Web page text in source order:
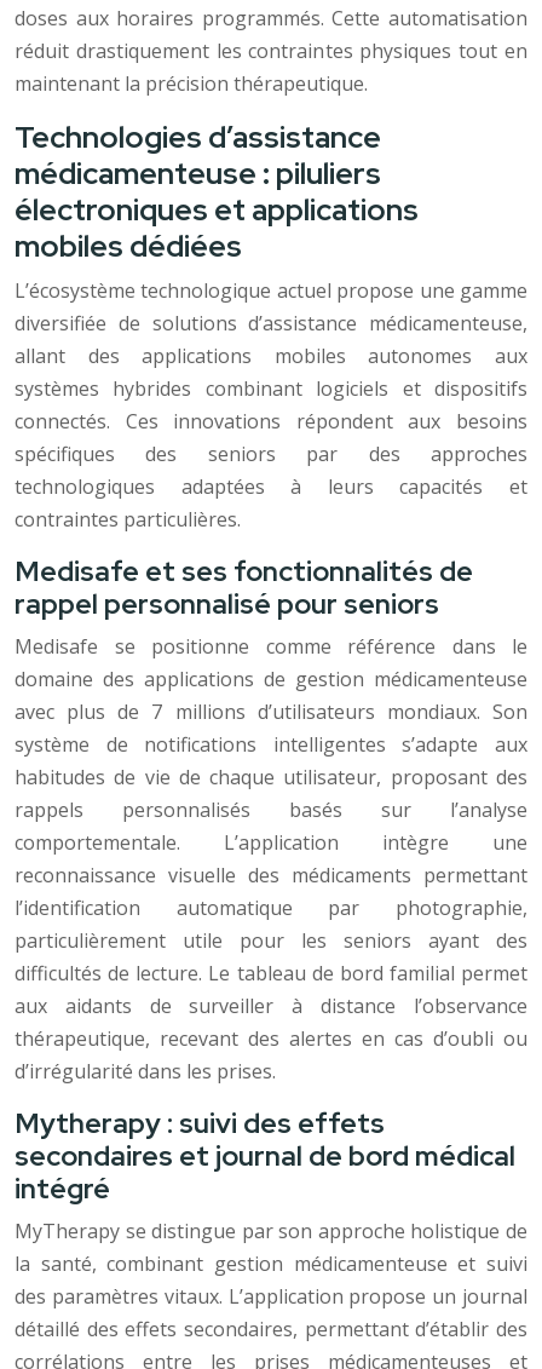
doses aux horaires programmés. Cette automatisation
réduit drastiquement les contraintes physiques tout en
maintenant la précision thérapeutique.
Technologies d’assistance
médicamenteuse : piluliers
électroniques et applications
mobiles dédiées
L’écosystème technologique actuel propose une gamme
diversifiée de solutions d’assistance médicamenteuse,
allant des applications mobiles autonomes aux
systèmes hybrides combinant logiciels et dispositifs
connectés. Ces innovations répondent aux besoins
spécifiques des seniors par des approches
technologiques adaptées à leurs capacités et
contraintes particulières.
Medisafe et ses fonctionnalités de
rappel personnalisé pour seniors
Medisafe se positionne comme référence dans le
domaine des applications de gestion médicamenteuse
avec plus de 7 millions d’utilisateurs mondiaux. Son
système de notifications intelligentes s’adapte aux
habitudes de vie de chaque utilisateur, proposant des
rappels personnalisés basés sur l’analyse
comportementale. L’application intègre une
reconnaissance visuelle des médicaments permettant
l’identification automatique par photographie,
particulièrement utile pour les seniors ayant des
difficultés de lecture. Le tableau de bord familial permet
aux aidants de surveiller à distance l’observance
thérapeutique, recevant des alertes en cas d’oubli ou
d’irrégularité dans les prises.
Mytherapy : suivi des effets
secondaires et journal de bord médical
intégré
MyTherapy se distingue par son approche holistique de
la santé, combinant gestion médicamenteuse et suivi
des paramètres vitaux. L’application propose un journal
détaillé des effets secondaires, permettant d’établir des
corrélations entre les prises médicamenteuses et